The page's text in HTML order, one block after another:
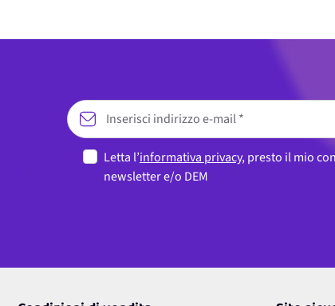
Letta l’informativa privacy, presto il mio
newsletter e/o DEM